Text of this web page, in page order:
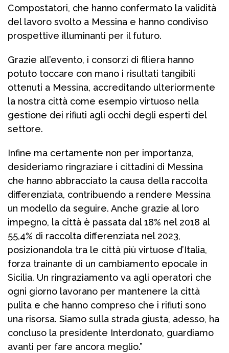
Compostatori, che hanno confermato la validità
del lavoro svolto a Messina e hanno condiviso
prospettive illuminanti per il futuro.
Grazie all’evento, i consorzi di filiera hanno
potuto toccare con mano i risultati tangibili
ottenuti a Messina, accreditando ulteriormente
la nostra città come esempio virtuoso nella
gestione dei rifiuti agli occhi degli esperti del
settore.
Infine ma certamente non per importanza,
desideriamo ringraziare i cittadini di Messina
che hanno abbracciato la causa della raccolta
differenziata, contribuendo a rendere Messina
un modello da seguire. Anche grazie al loro
impegno, la città è passata dal 18% nel 2018 al
55,4% di raccolta differenziata nel 2023,
posizionandola tra le città più virtuose d’Italia,
forza trainante di un cambiamento epocale in
Sicilia. Un ringraziamento va agli operatori che
ogni giorno lavorano per mantenere la città
pulita e che hanno compreso che i rifiuti sono
una risorsa. Siamo sulla strada giusta, adesso, ha
concluso la presidente Interdonato, guardiamo
avanti per fare ancora meglio.”